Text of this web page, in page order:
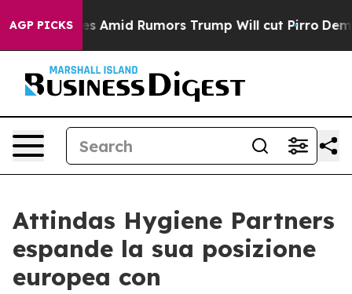
AGP PICKS
Backfires Amid Rumors Trump Will cut Pirro
Attindas Hygiene Partners
espande la sua posizione
europea con